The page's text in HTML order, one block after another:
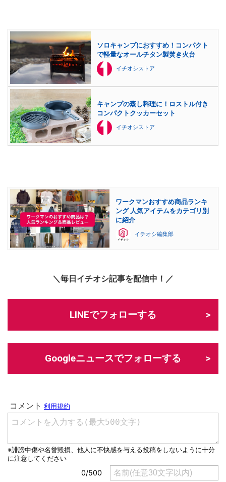
ソロキャンプにおすすめ！コンパクト
で軽量なオールチタン製焚き火台
イチオシストア
キャンプの蒸し料理に！ロストル付き
コンパクトクッカーセット
イチオシストア
ワークマンおすすめ商品ランキ
ング 人気アイテムをカテゴリ別
に紹介
イチオシ編集部
＼毎日イチオシ記事を配信中！／
LINEでフォローする
Googleニュースでフォローする